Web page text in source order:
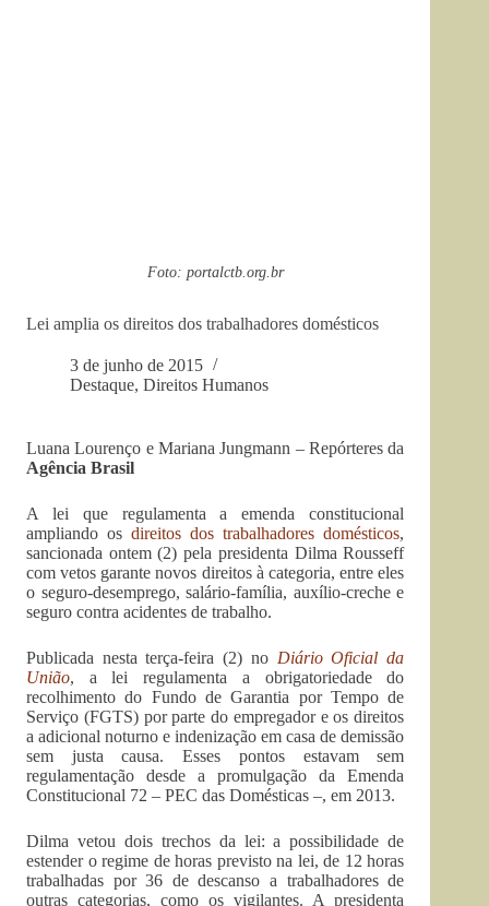
Foto: portalctb.org.br
Lei amplia os direitos dos trabalhadores domésticos
3 de junho de 2015
Destaque, Direitos Humanos
Luana Lourenço e Mariana Jungmann – Repórteres da
Agência Brasil
A lei que regulamenta a emenda constitucional
ampliando osdireitos dos trabalhadores domésticos,
sancionada ontem (2) pela presidenta Dilma Rousseff
com vetos garante novos direitos à categoria, entre eles
o seguro-desemprego, salário-família, auxílio-creche e
seguro contra acidentes de trabalho.
Publicada nesta terça-feira (2) no Diário Oficial da
União, a lei regulamenta a obrigatoriedade do
recolhimento do Fundo de Garantia por Tempo de
Serviço (FGTS) por parte do empregador e os direitos
a adicional noturno e indenização em casa de demissão
sem justa causa. Esses pontos estavam sem
regulamentação desde a promulgação da Emenda
Constitucional 72 – PEC das Domésticas –, em 2013.
Dilma vetou dois trechos da lei: a possibilidade de
estender o regime de horas previsto na lei, de 12 horas
trabalhadas por 36 de descanso a trabalhadores de
outras categorias, como os vigilantes. A presidenta